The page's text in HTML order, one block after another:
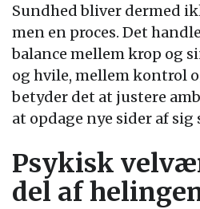
Sundhed bliver dermed
men en proces. Det
balance mellem krop og
og hvile, mellem kontrol
betyder det at justere
at opdage nye sider af sig
Psykisk
del af